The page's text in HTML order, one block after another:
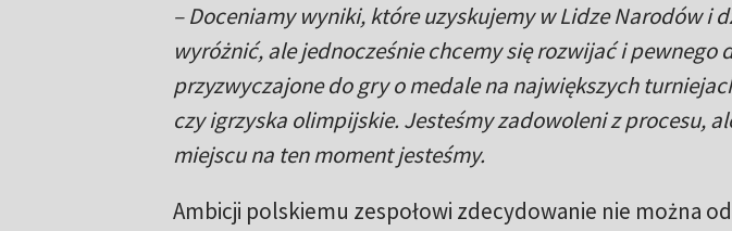
– Doceniamy wyniki, które uzyskujemy w Lidze Narodów i
wyróżnić, ale jednocześnie chcemy się rozwijać i pewnego
przyzwyczajone do gry o medale na największych
czy igrzyska olimpijskie. Jesteśmy zadowoleni z procesu,
miejscu na ten moment jesteśmy.
Ambicji polskiemu zespołowi zdecydowanie nie można